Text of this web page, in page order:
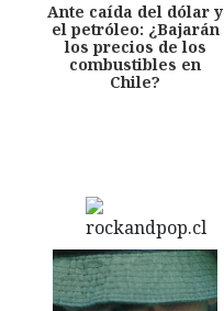
Ante caída del dólar y
el petróleo: ¿Bajarán
los precios de los
combustibles en
Chile?